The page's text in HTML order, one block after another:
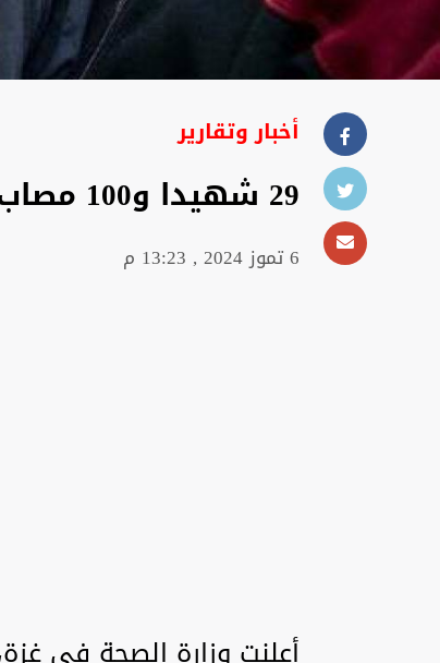
أخبار وتقارير
29 شهيدا و100 مصاب خلال الساعات الـ24 الماضية
6 تموز 2024 , 13:23 م